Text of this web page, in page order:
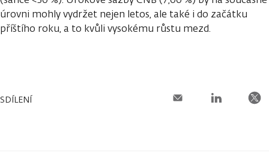
úrovni mohly vydržet nejen letos, ale také i do začátku
příštího roku, a to kvůli vysokému růstu mezd.
SDÍLENÍ